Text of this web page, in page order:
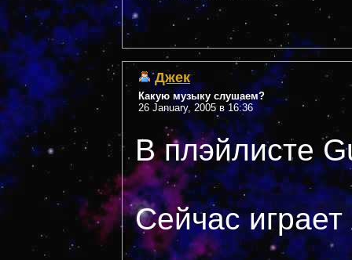
Джек
Какую музыку слушаем?
26 January, 2005 в 16:36
В плэйлисте
Сейчас